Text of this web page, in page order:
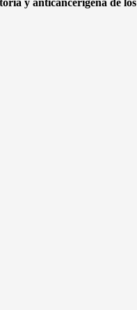
y anticancerígena de los